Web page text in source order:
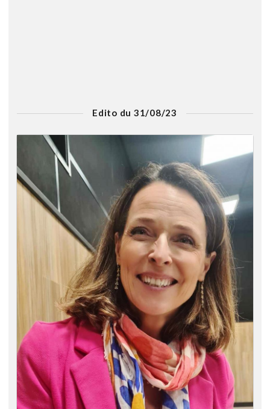
Edito du 31/08/23